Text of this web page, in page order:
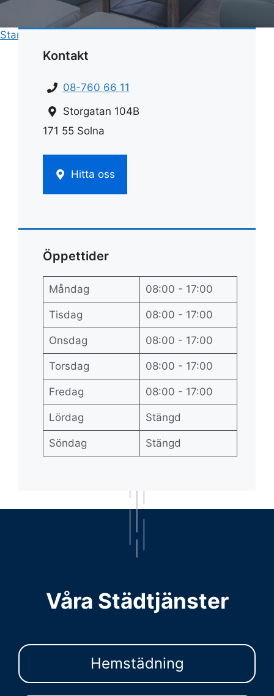
Start
Kontakt
08-760 66 11
Storgatan 104B
171 55 Solna
Hitta oss
Öppettider
Måndag 08:00 - 17:00
Tisdag 08:00 - 17:00
Onsdag 08:00 - 17:00
Torsdag 08:00 - 17:00
Fredag 08:00 - 17:00
Lördag Stängd
Söndag Stängd
Våra Städtjänster
Hemstädning